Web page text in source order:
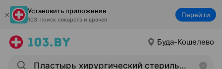
Установить приложение
103: поиск лекарств и врачей
Перейти
Буда-Кошелево